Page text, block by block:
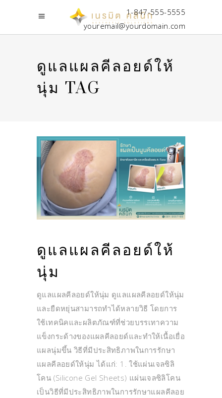
1-847-555-5555
youremail@yourdomain.com
ดูแลแผลคีลอยด์ให้
นุ่ม TAG
ดูแลแผลคีลอยด์ให้
นุ่ม
ดูแลแผลคีลอยด์ให้นุ่ม ดูแลแผลคีลอยด์ให้นุ่ม
และยืดหยุ่นสามารถทำได้หลายวิธี โดยการ
ใช้เทคนิคและผลิตภัณฑ์ที่ช่วยบรรเทาความ
แข็งกระด้างของแผลคีลอยด์และทำให้เนื้อเยื่อ
แผลนุ่มขึ้น วิธีที่มีประสิทธิภาพในการรักษา
แผลคีลอยด์ให้นุ่ม ได้แก่: 1. ใช้แผ่นเจลซิลิ
โคน (Silicone Gel Sheets) แผ่นเจลซิลิโคน
เป็นวิธีที่มีประสิทธิภาพในการรักษาแผลคีลอย